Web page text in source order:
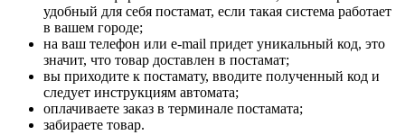
удобный для себя постамат, если такая система работает
в вашем городе;
на ваш телефон или e-mail придет уникальный код, это
значит, что товар доставлен в постамат;
вы приходите к постамату, вводите полученный код и
следует инструкциям автомата;
оплачиваете заказ в терминале постамата;
забираете товар.